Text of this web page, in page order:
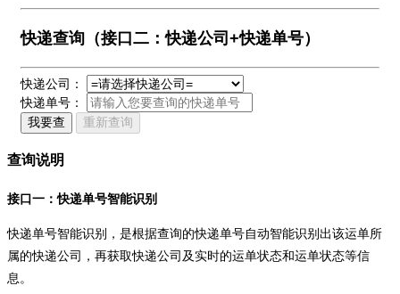
快递查询（接口二：快递公司+快递单号）
快递公司：
快递单号：
我要查
重新查询
查询说明
接口一：快递单号智能识别
快递单号智能识别，是根据查询的快递单号自动智能识别出该运单所
属的快递公司，再获取快递公司及实时的运单状态和运单状态等信
息。